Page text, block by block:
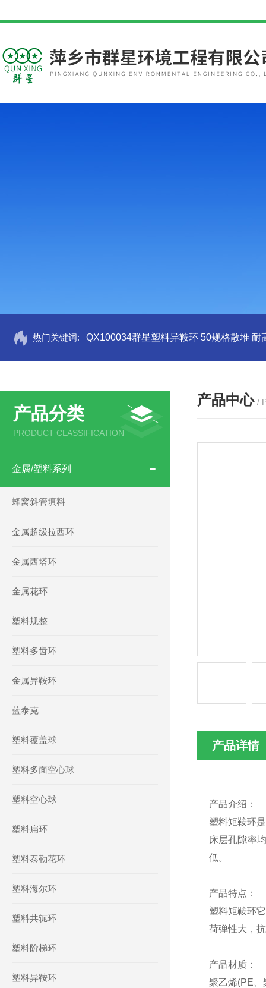
热门关键词: QX100034群星塑料异鞍环 50规格散堆 耐
产品分类
PRODUCT CLASSIFICATION
金属/塑料系列
蜂窝斜管填料
金属超级拉西环
金属西塔环
金属花环
塑料规整
塑料多齿环
金属异鞍环
蓝泰克
塑料覆盖球
塑料多面空心球
塑料空心球
塑料扁环
塑料泰勒花环
塑料海尔环
塑料共轭环
塑料阶梯环
塑料异鞍环
产品中心 /
产品详情
产品介绍：
塑料矩鞍环
床层孔隙率
低。
产品特点：
塑料矩鞍环
荷弹性大，
产品材质：
聚乙烯(PE、